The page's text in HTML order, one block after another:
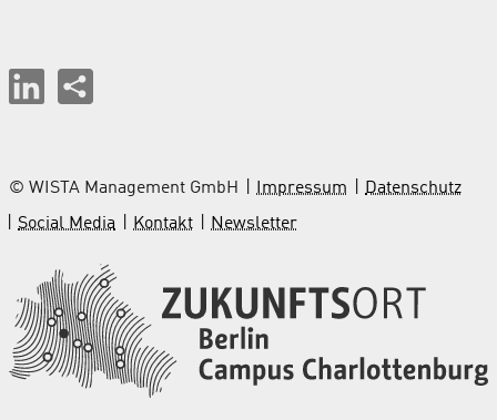
© WISTA Management GmbH Impressum
Datenschutz
Social Media
Kontakt Newsletter